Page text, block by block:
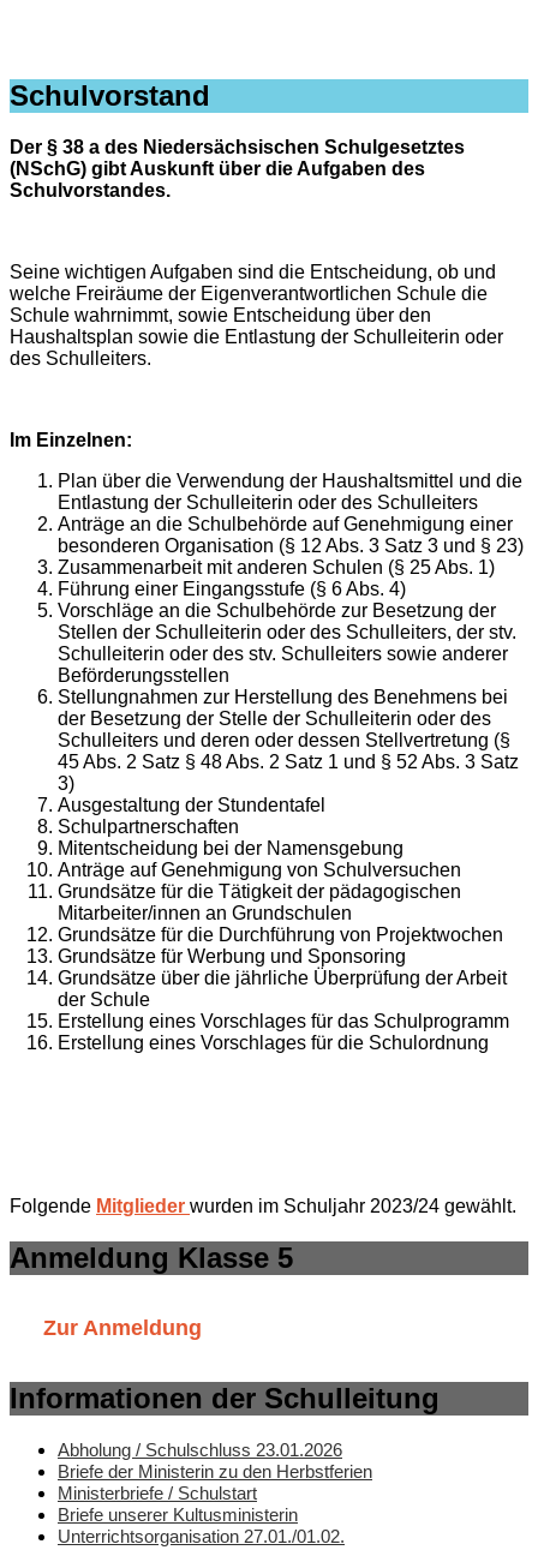
Schulvorstand
Der § 38 a des Niedersächsischen Schulgesetztes
(NSchG) gibt Auskunft über die Aufgaben des
Schulvorstandes.
Seine wichtigen Aufgaben sind die Entscheidung, ob und
welche Freiräume der Eigenverantwortlichen Schule die
Schule wahrnimmt, sowie Entscheidung über den
Haushaltsplan sowie die Entlastung der Schulleiterin oder
des Schulleiters.
Im Einzelnen:
Plan über die Verwendung der Haushaltsmittel und die
Entlastung der Schulleiterin oder des Schulleiters
Anträge an die Schulbehörde auf Genehmigung einer
besonderen Organisation (§ 12 Abs. 3 Satz 3 und § 23)
Zusammenarbeit mit anderen Schulen (§ 25 Abs. 1)
Führung einer Eingangsstufe (§ 6 Abs. 4)
Vorschläge an die Schulbehörde zur Besetzung der
Stellen der Schulleiterin oder des Schulleiters, der stv.
Schulleiterin oder des stv. Schulleiters sowie anderer
Beförderungsstellen
Stellungnahmen zur Herstellung des Benehmens bei
der Besetzung der Stelle der Schulleiterin oder des
Schulleiters und deren oder dessen Stellvertretung (§
45 Abs. 2 Satz § 48 Abs. 2 Satz 1 und § 52 Abs. 3 Satz
3)
Ausgestaltung der Stundentafel
Schulpartnerschaften
Mitentscheidung bei der Namensgebung
Anträge auf Genehmigung von Schulversuchen
Grundsätze für die Tätigkeit der pädagogischen
Mitarbeiter/innen an Grundschulen
Grundsätze für die Durchführung von Projektwochen
Grundsätze für Werbung und Sponsoring
Grundsätze über die jährliche Überprüfung der Arbeit
der Schule
Erstellung eines Vorschlages für das Schulprogramm
Erstellung eines Vorschlages für die Schulordnung
Folgende Mitglieder wurden im Schuljahr 2023/24 gewählt.
Anmeldung Klasse 5
Zur Anmeldung
Informationen der Schulleitung
Abholung / Schulschluss 23.01.2026
Briefe der Ministerin zu den Herbstferien
Ministerbriefe / Schulstart
Briefe unserer Kultusministerin
Unterrichtsorganisation 27.01./01.02.